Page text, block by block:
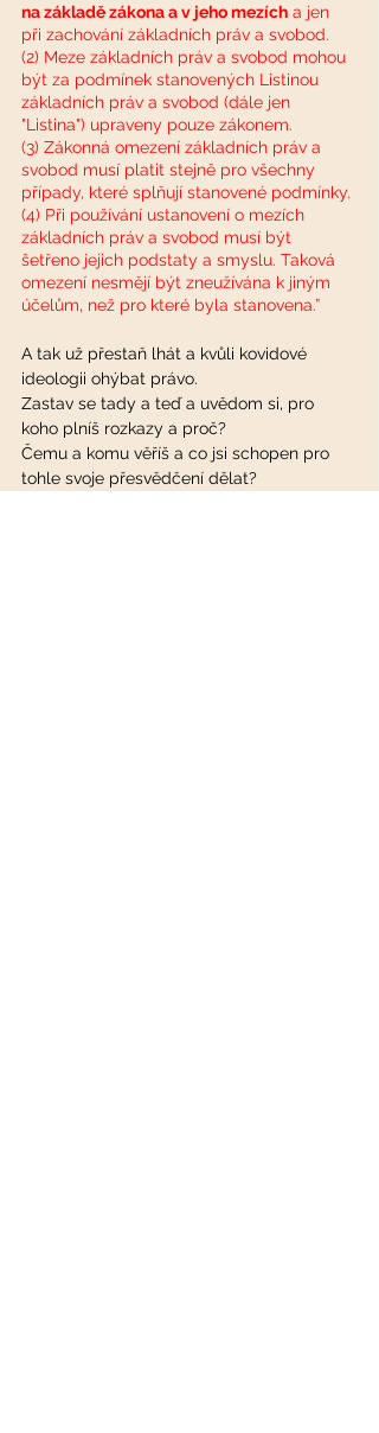
na základě zákona a v jeho mezích a jen
při zachování základních práv a svobod.
(2) Meze základních práv a svobod mohou
být za podmínek stanovených Listinou
základních práv a svobod (dále jen
"Listina") upraveny pouze zákonem.
(3) Zákonná omezení základních práv a
svobod musí platit stejně pro všechny
případy, které splňují stanovené podmínky.
(4) Při používání ustanovení o mezích
základních práv a svobod musí být
šetřeno jejich podstaty a smyslu. Taková
omezení nesmějí být zneužívána k jiným
účelům, než pro které byla stanovena.”
A tak už přestaň lhát a kvůli kovidové
ideologii ohýbat právo.
Zastav se tady a teď a uvědom si, pro
koho plníš rozkazy a proč?
Čemu a komu věříš a co jsi schopen pro
tohle svoje přesvědčení dělat?